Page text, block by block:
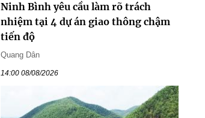
Ninh Bình yêu cầu làm rõ trách
nhiệm tại 4 dự án giao thông chậm
tiến độ
Quang Dân
14:00 08/08/2026